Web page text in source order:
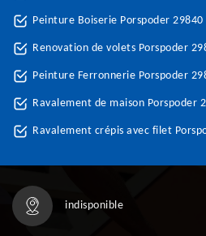
Peinture Boiserie Porspoder 29840
Renovation de volets Porspoder
Peinture Ferronnerie Porspoder
Ravalement de maison Porspoder
Ravalement crépis avec filet
indisponible